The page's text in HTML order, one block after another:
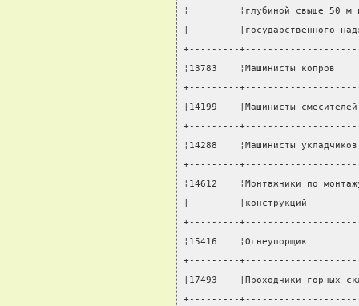
¦         ¦глубиной свыше 50
¦
+---------
¦13783    ¦Машинисты
+---------
¦14199    ¦Машинисты
+---------
¦14288    ¦Машинисты
+---------
¦14612    ¦Монтажники по
¦         ¦конструкций
+---------
¦15416
+---------
¦17493    ¦Проходчики
+---------